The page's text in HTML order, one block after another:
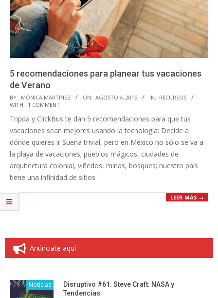
5 recomendaciones para planear tus vacaciones
de Verano
2015-
08-
04
BY: MÓNICA MARTÍNEZ ON: AGOSTO 4, 2015 IN: RECURSOS
WITH: 1 COMMENT
Tripda y ClickBus te dan 5 recomendaciones para que tus
vacaciones sean mejores usando la tecnología: Decide a
dónde quieres ir Suena trivial, pero en México no sólo se va a
la playa de vacaciones; pueblos mágicos, ciudades de
arquitectura colonial, viñedos, minas, bosques; nuestro país
tiene una infinidad de sitios
LEER MÁS →
Anúnciate aquí
Noticias
Disruptivo #61: Steve Craft: NASA y
Tendencias